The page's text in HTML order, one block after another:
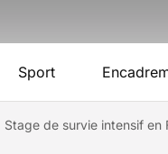
Sport
Stage de survie intensif en